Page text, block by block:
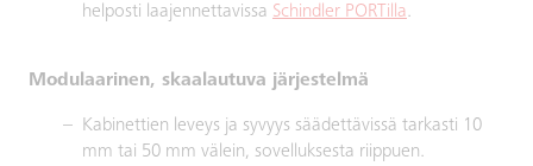
helposti laajennettavissa Schindler PORTilla.
Modulaarinen, skaalautuva järjestelmä
Kabinettien leveys ja syvyys säädettävissä tarkasti 10
mm tai 50 mm välein, sovelluksesta riippuen.